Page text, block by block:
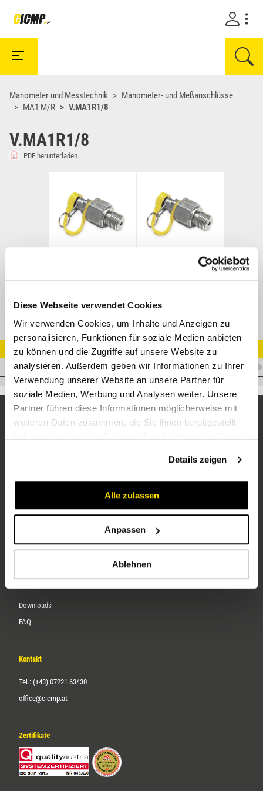
Diese Webseite verwendet Cookies
Wir verwenden Cookies, um Inhalte und Anzeigen zu
personalisieren, Funktionen für soziale Medien anbieten
zu können und die Zugriffe auf unsere Website zu
analysieren. Außerdem geben wir Informationen zu Ihrer
Verwendung unserer Website an unsere Partner für
soziale Medien, Werbung und Analysen weiter. Unsere
Partner führen diese Informationen möglicherweise mit
weiteren Daten zusammen, die Sie ihnen bereitgestellt
Details zeigen
Alle zulassen
Anpassen
Ablehnen
Manometer und Messtechnik
Manometer- und Meßanschlüsse
MA1 M/R
V.MA1R1/8
V.MA1R1/8
PDF herunterladen
Artikel Nr.
V.MA1R1/8
Karriere
Downloads
FAQ
Kontakt
Tel.: (+43) 07221 63430
office@cicmp.at
Zertifikate